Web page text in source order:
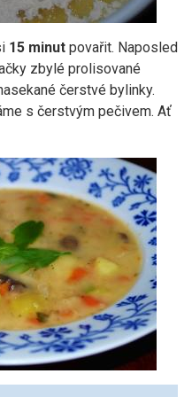
15 minut povařit. Naposled
zbylé prolisované
čerstvé bylinky.
s čerstvým pečivem. Ať